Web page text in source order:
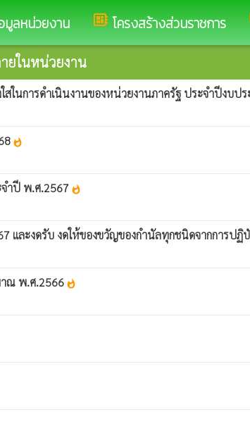
มูลหน่วยงาน developer_board โครงสร้างส่วนราชการ
ยในหน่วยงาน
ในการดำเนินงานของหน่วยงานภาครัฐ ประจำปีงบ
whatshot
จำปี พ.ศ.2567 whatshot
และงดรับ งดให้ของขวัญของกำนัลทุกชนิดจากการป
าณ พ.ศ.2566 whatshot